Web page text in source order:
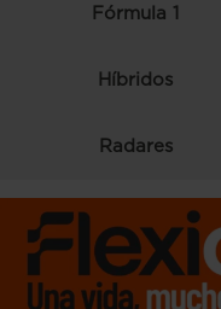
Fórmula 1
Híbridos
Radares